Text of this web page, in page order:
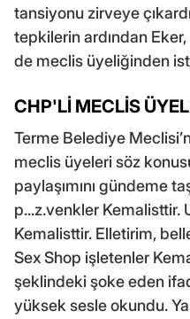
tansiyonu zirveye
tepkilerin ardından
de meclis üyeliğinden
CHP'Lİ MECLİS
Terme Belediye
meclis üyeleri söz
paylaşımını gündeme
p...z.venkler Kemalisttir.
Kemalisttir. Elletirim,
Sex Shop işletenler
şeklindeki şoke eden
yüksek sesle okundu.